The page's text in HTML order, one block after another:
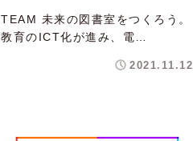
TEAM 未来の図書室をつくろう。
教育のICT化が進み、電…
2021.11.12